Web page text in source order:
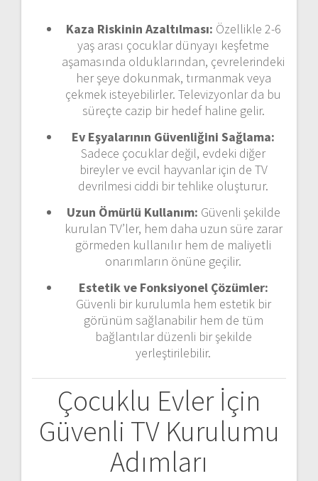
Kaza Riskinin Azaltılması: Özellikle 2-6
yaş arası çocuklar dünyayı keşfetme
aşamasında olduklarından, çevrelerindeki
her şeye dokunmak, tırmanmak veya
çekmek isteyebilirler. Televizyonlar da bu
süreçte cazip bir hedef haline gelir.
Ev Eşyalarının Güvenliğini Sağlama:
Sadece çocuklar değil, evdeki diğer
bireyler ve evcil hayvanlar için de TV
devrilmesi ciddi bir tehlike oluşturur.
Uzun Ömürlü Kullanım: Güvenli şekilde
kurulan TV’ler, hem daha uzun süre zarar
görmeden kullanılır hem de maliyetli
onarımların önüne geçilir.
Estetik ve Fonksiyonel Çözümler:
Güvenli bir kurulumla hem estetik bir
görünüm sağlanabilir hem de tüm
bağlantılar düzenli bir şekilde
yerleştirilebilir.
Çocuklu Evler İçin
Güvenli TV Kurulumu
Adımları